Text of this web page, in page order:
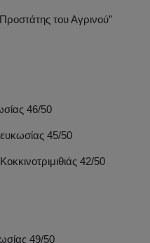
του Αγρινού”
46/50
45/50
42/50
49/50